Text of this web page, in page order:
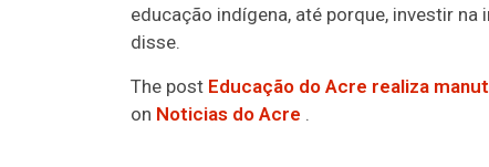
educação indígena, até porque, investir
disse.
The post Educação do Acre realiza
on Noticias do Acre .